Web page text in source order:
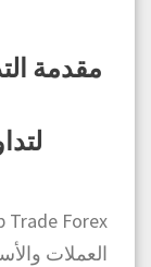
العملات